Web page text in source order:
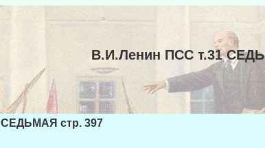
В.И.Ленин ПСС т.31
СЕДЬМАЯ стр. 397